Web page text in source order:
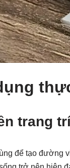
trang
để tạo đường